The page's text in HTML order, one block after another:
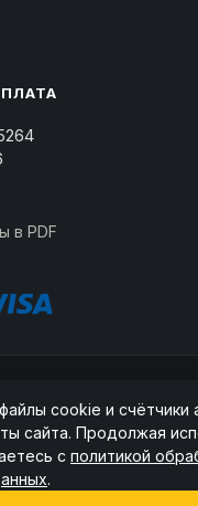
в PDF
на источник
не является публичной
и наличие уточняйте у
конфиденциальности
cookie и счётчики
сайта. Продолжая
с политикой
.